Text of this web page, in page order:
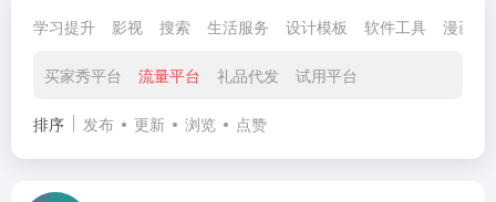
学习提升 影视 搜索 生活服务 设计模板 软件工具 漫画小
买家秀平台 流量平台 礼品代发 试用平台
排序 发布 更新 浏览 点赞